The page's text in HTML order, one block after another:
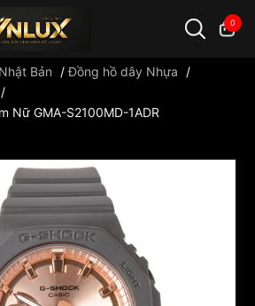
0
G-Shock đồng hồ Orient ...
Bản /Đồng hồ dây Nhựa
/
/
Nữ GMA-S2100MD-1ADR